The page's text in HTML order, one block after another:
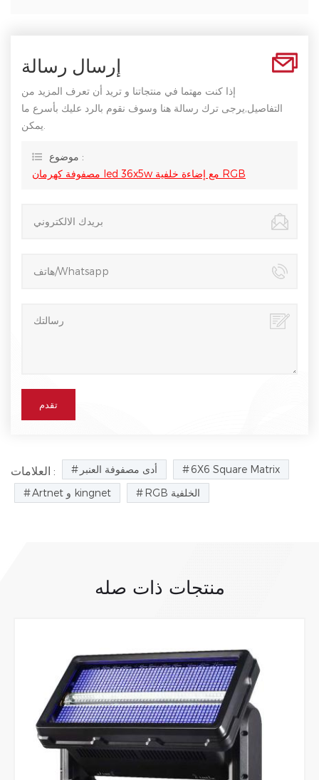
إرسال رسالة
إذا كنت مهتما في منتجاتنا و تريد أن تعرف المزيد من
التفاصيل,يرجى ترك رسالة هنا وسوف نقوم بالرد عليك بأسرع ما
موضوع :
مصفوفة كهرمان led 36x5w مع إضاءة خلفية RGB
العلامات : أدى مصفوفة العنبر
6X6 Square Matrix
Artnet و kingnet
RGB الخلفية
منتجات ذات صله